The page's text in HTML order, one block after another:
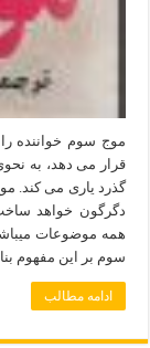
موج سوم خواننده
قرار می دهد، به
گذرد یاری می کند.
دگرگون خواهد
همه موضوعات
سوم بر این مفهوم
ادامه مطالب